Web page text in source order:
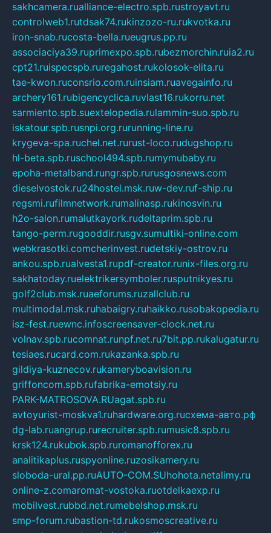
sakhcamera.rualliance-electro.spb.rustroyavt.ru
controlweb1.rutdsak74.rukinzozo-ru.rukvotka.ru
iron-snab.rucosta-bella.rueugrus.pp.ru
associaciya39.ruprimexpo.spb.rubezmorchin.ruia2.ru
cpt21.ruispecspb.ruregahost.rukolosok-elita.ru
tae-kwon.ruconsrio.com.ruinsiam.ruavegainfo.ru
archery161.rubigencyclica.ruvlast16.rukorru.net
sarmiento.spb.suextelopedia.rulammin-suo.spb.ru
iskatour.spb.rusnpi.org.rurunning-line.ru
krygeva-spa.ruchel.net.rurust-loco.rudugshop.ru
hl-beta.spb.ruschool494.spb.rumymubaby.ru
epoha-metalband.rungr.spb.rurusgosnews.com
dieselvostok.ru24hostel.msk.ruw-dev.ruf-ship.ru
regsmi.rufilmnetwork.rumalinasp.rukinosvin.ru
h2o-salon.rumalutkayork.rudeltaprim.spb.ru
tango-perm.rugooddir.rusgv.sumultiki-online.com
webkrasotki.comcherinvest.rudetskiy-ostrov.ru
ankou.spb.rualvesta1.rupdf-creator.runix-files.org.ru
sakhatoday.ruelektrikersymboler.rusputnikyes.ru
golf2club.msk.ruaeforums.ruzallclub.ru
multimodal.msk.ruhabaigry.ruhaikko.rusobakopedia.ru
isz-fest.ruewnc.infoscreensaver-clock.net.ru
volnav.spb.rucomnat.runpf.net.ru7bit.pp.rukalugatur.ru
tesiaes.rucard.com.rukazanka.spb.ru
gildiya-kuznecov.rukameryboavision.ru
griffoncom.spb.rufabrika-emotsiy.ru
PARK-MATROSOVA.RUagat.spb.ru
avtoyurist-moskva1.ruhardware.org.ruсхема-авто.рф
dg-lab.ruangrup.rurecruiter.spb.rumusic8.spb.ru
krsk124.rukubok.spb.ruromanofforex.ru
analitikaplus.ruspyonline.ruzosikamery.ru
sloboda-ural.pp.ruAUTO-COM.SUhohota.netalimy.ru
online-z.comaromat-vostoka.ruotdelkaexp.ru
mobilvest.rubbd.net.rumebelshop.msk.ru
smp-forum.rubastion-td.rukosmoscreative.ru